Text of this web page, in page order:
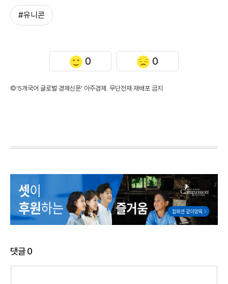
#유니콘
0 0
©'5개국어 글로벌 경제신문' 아주경제. 무단전재·재배포 금지
댓글0